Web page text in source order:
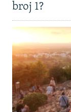
broj 1?